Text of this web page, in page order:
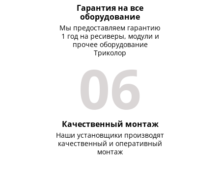
Гарантия на все
оборудование
Мы предоставляем гарантию
1 год на ресиверы, модули и
прочее оборудование
Триколор
06
Качественный монтаж
Наши установщики производят
качественный и оперативный
монтаж